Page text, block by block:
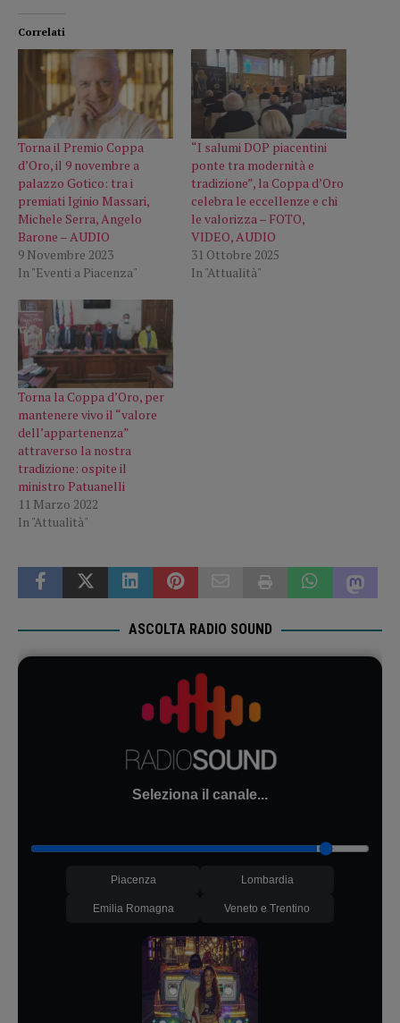
Correlati
Torna il Premio Coppa
d’Oro, il 9 novembre a
palazzo Gotico: tra i
premiati Iginio Massari,
Michele Serra, Angelo
Barone – AUDIO
9 Novembre 2023
In "Eventi a Piacenza"
“I salumi DOP piacentini
ponte tra modernità e
tradizione”, la Coppa d’Oro
celebra le eccellenze e chi
le valorizza – FOTO,
VIDEO, AUDIO
31 Ottobre 2025
In "Attualità"
Torna la Coppa d’Oro, per
mantenere vivo il “valore
dell’appartenenza”
attraverso la nostra
tradizione: ospite il
ministro Patuanelli
11 Marzo 2022
In "Attualità"
ASCOLTA RADIO SOUND
Seleziona il canale...
Piacenza Lombardia
Emilia Romagna Veneto e Trentino